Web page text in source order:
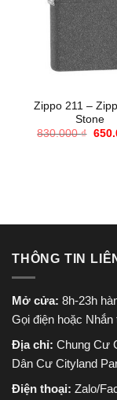
Zippo 211 –
Stone
830.000₫ Giá
THÔNG TIN
Mở cửa: 8h-23h
Gọi điện hoặc
Địa chỉ: Chung Cư
Dân Cư Cityland
Điện thoại: Zalo/